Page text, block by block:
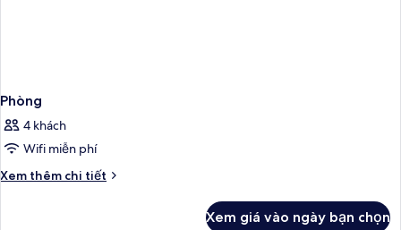
Phòng
4 khách
Wifi miễn phí
Xem thêm chi tiết
Chi
Xem giá vào ngày bạn chọn